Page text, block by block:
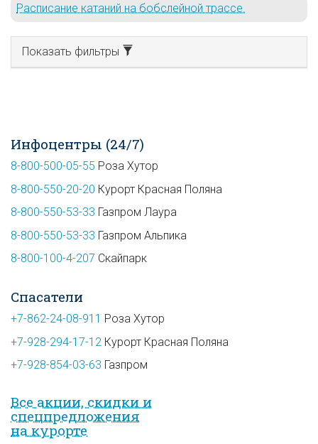
Расписание катаний на бобслейной трассе.
Показать фильтры
Инфоцентры (24/7)
8-800-500-05-55 Роза Хутор
8-800-550-20-20 Курорт Красная Поляна
8-800-550-53-33 Газпром Лаура
8-800-550-53-33 Газпром Альпика
8-800-100-4-207 Скайпарк
Спасатели
+7-862-24-08-911 Роза Хутор
+7-928-294-17-12 Курорт Красная Поляна
+7-928-854-03-63 Газпром
Все акции, скидки и
спец­предложе­ния
на курорте